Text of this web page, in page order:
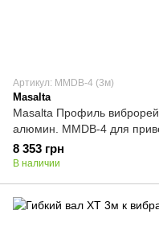
Артикул: MMDB-4 (3м)
Masalta
Masalta Профиль
алюмин. MMDB-4 для
8 353 грн
В наличии